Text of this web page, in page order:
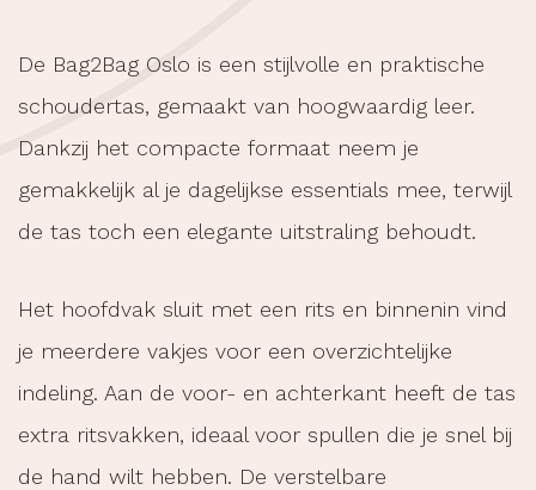
De Bag2Bag Oslo is een stijlvolle en praktische
schoudertas, gemaakt van hoogwaardig leer.
Dankzij het compacte formaat neem je
gemakkelijk al je dagelijkse essentials mee, terwijl
de tas toch een elegante uitstraling behoudt.
Het hoofdvak sluit met een rits en binnenin vind
je meerdere vakjes voor een overzichtelijke
indeling. Aan de voor- en achterkant heeft de tas
extra ritsvakken, ideaal voor spullen die je snel bij
de hand wilt hebben. De verstelbare